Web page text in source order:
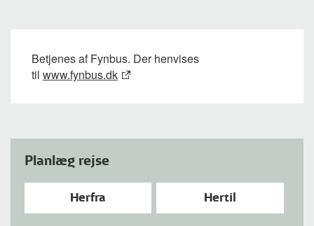
Betjenes af Fynbus. Der henvises
til www.fynbus.dk
Planlæg rejse
Herfra Hertil